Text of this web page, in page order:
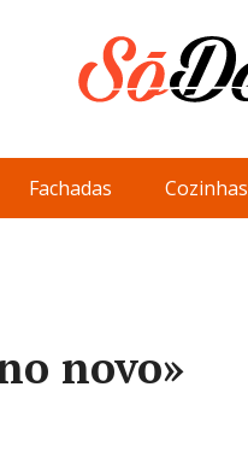
Fachadas Cozinhas
novo»